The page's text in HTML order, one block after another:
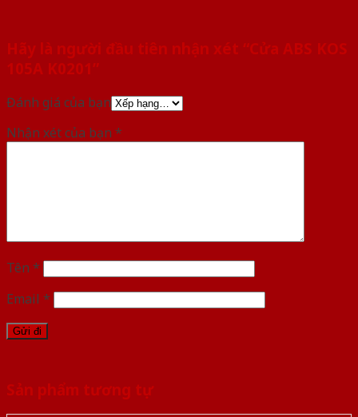
Hãy là người đầu tiên nhận xét “Cửa ABS KOS
105A K0201”
Đánh giá của bạn
Nhận xét của bạn *
Tên *
Email *
Sản phẩm tương tự